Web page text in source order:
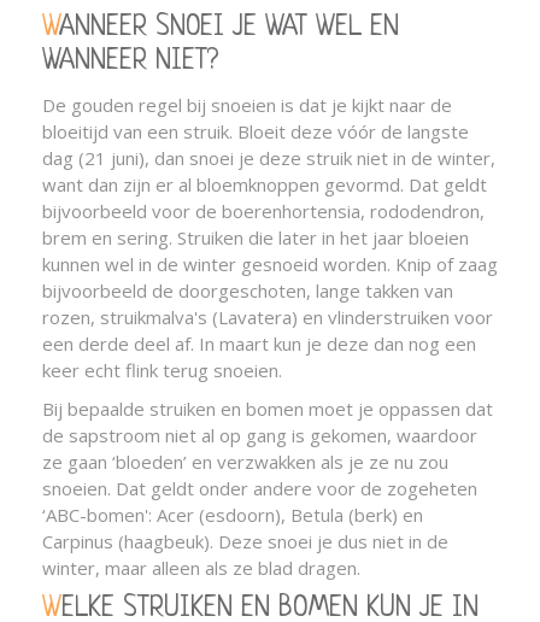
WANNEER SNOEI JE WAT WEL EN
WANNEER NIET?
De gouden regel bij snoeien is dat je kijkt naar de
bloeitijd van een struik. Bloeit deze vóór de langste
dag (21 juni), dan snoei je deze struik niet in de winter,
want dan zijn er al bloemknoppen gevormd. Dat geldt
bijvoorbeeld voor de boerenhortensia, rododendron,
brem en sering. Struiken die later in het jaar bloeien
kunnen wel in de winter gesnoeid worden. Knip of zaag
bijvoorbeeld de doorgeschoten, lange takken van
rozen, struikmalva's (Lavatera) en vlinderstruiken voor
een derde deel af. In maart kun je deze dan nog een
keer echt flink terug snoeien.
Bij bepaalde struiken en bomen moet je oppassen dat
de sapstroom niet al op gang is gekomen, waardoor
ze gaan ‘bloeden’ en verzwakken als je ze nu zou
snoeien. Dat geldt onder andere voor de zogeheten
‘ABC-bomen': Acer (esdoorn), Betula (berk) en
Carpinus (haagbeuk). Deze snoei je dus niet in de
winter, maar alleen als ze blad dragen.
WELKE STRUIKEN EN BOMEN KUN JE IN